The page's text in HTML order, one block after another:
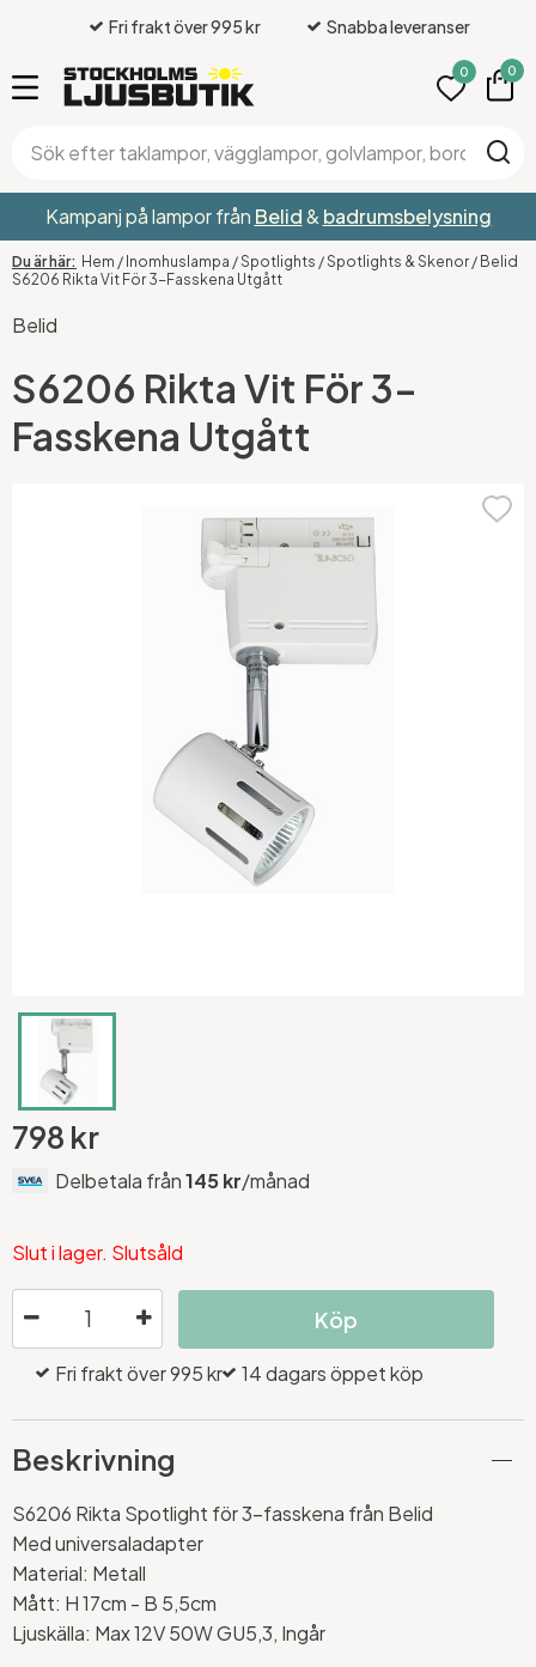
Fri frakt över 995 kr Snabba leveranser
0 0
Kampanj på lampor från Belid& badrumsbelysning
Hem / Inomhuslampa /Spotlights /Spotlights & Skenor / Belid
S6206 Rikta Vit För 3-Fasskena Utgått
Belid
S6206 Rikta Vit För 3-
Fasskena Utgått
798 kr
Delbetala från145 kr/månad
Slut i lager. Slutsåld
Köp
Fri frakt över 995 kr 14 dagars öppet köp
Beskrivning
S6206 Rikta Spotlight för 3-fasskena från Belid
Med universaladapter
Material: Metall
Mått: H 17cm - B 5,5cm
Ljuskälla: Max 12V 50W GU5,3, Ingår